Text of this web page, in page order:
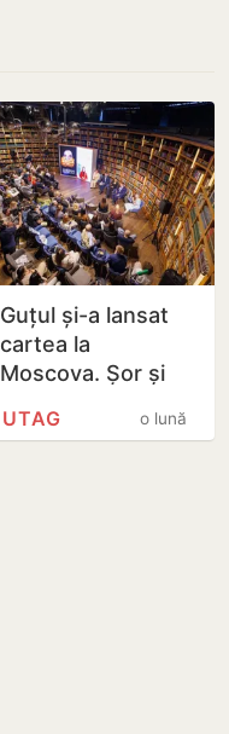
Guțul și-a lansat
cartea la
Moscova. Șor și
la eveniment
o lună
UTAG